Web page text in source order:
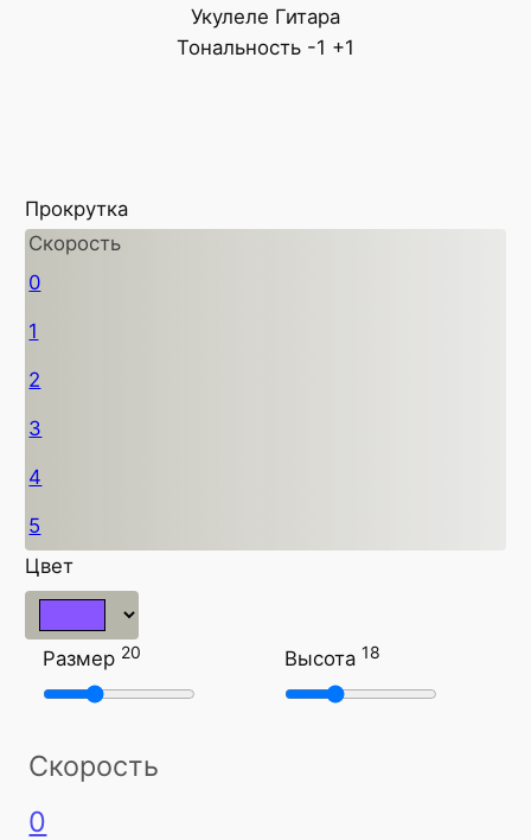
Укулеле Гитара
Тональность -1 +1
Прокрутка
Скорость
0
1
2
3
4
5
Цвет
Размер 20 Высота18
Скорость
0